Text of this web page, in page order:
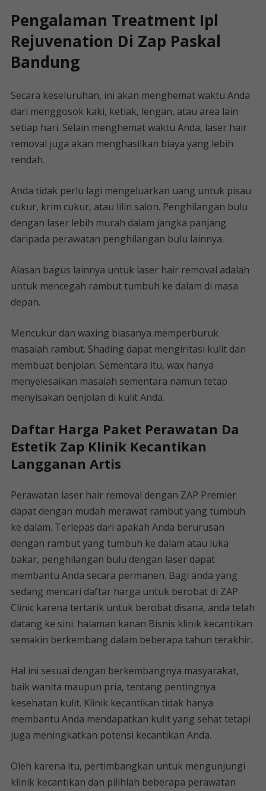
Pengalaman Treatment Ipl
Rejuvenation Di Zap Paskal
Bandung
Secara keseluruhan, ini akan menghemat waktu Anda
dari menggosok kaki, ketiak, lengan, atau area lain
setiap hari. Selain menghemat waktu Anda, laser hair
removal juga akan menghasilkan biaya yang lebih
rendah.
Anda tidak perlu lagi mengeluarkan uang untuk pisau
cukur, krim cukur, atau lilin salon. Penghilangan bulu
dengan laser lebih murah dalam jangka panjang
daripada perawatan penghilangan bulu lainnya.
Alasan bagus lainnya untuk laser hair removal adalah
untuk mencegah rambut tumbuh ke dalam di masa
depan.
Mencukur dan waxing biasanya memperburuk
masalah rambut. Shading dapat mengiritasi kulit dan
membuat benjolan. Sementara itu, wax hanya
menyelesaikan masalah sementara namun tetap
menyisakan benjolan di kulit Anda.
Daftar Harga Paket Perawatan Da
Estetik Zap Klinik Kecantikan
Langganan Artis
Perawatan laser hair removal dengan ZAP Premier
dapat dengan mudah merawat rambut yang tumbuh
ke dalam. Terlepas dari apakah Anda berurusan
dengan rambut yang tumbuh ke dalam atau luka
bakar, penghilangan bulu dengan laser dapat
membantu Anda secara permanen. Bagi anda yang
sedang mencari daftar harga untuk berobat di ZAP
Clinic karena tertarik untuk berobat disana, anda telah
datang ke sini. halaman kanan Bisnis klinik kecantikan
semakin berkembang dalam beberapa tahun terakhir.
Hal ini sesuai dengan berkembangnya masyarakat,
baik wanita maupun pria, tentang pentingnya
kesehatan kulit. Klinik kecantikan tidak hanya
membantu Anda mendapatkan kulit yang sehat tetapi
juga meningkatkan potensi kecantikan Anda.
Oleh karena itu, pertimbangkan untuk mengunjungi
klinik kecantikan dan pilihlah beberapa perawatan